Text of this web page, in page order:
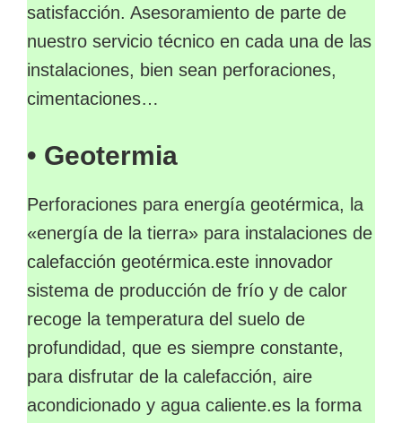
satisfacción. Asesoramiento de parte de
nuestro servicio técnico en cada una de las
instalaciones, bien sean perforaciones,
cimentaciones…
• Geotermia
Perforaciones para energía geotérmica, la
«energía de la tierra» para instalaciones de
calefacción geotérmica.este innovador
sistema de producción de frío y de calor
recoge la temperatura del suelo de
profundidad, que es siempre constante,
para disfrutar de la calefacción, aire
acondicionado y agua caliente.es la forma